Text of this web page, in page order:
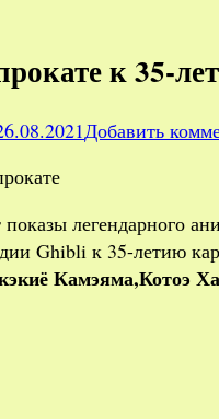
к 35-
Добавить
легендарного
Ghibli к 35-летию
Камэяма,Котоэ